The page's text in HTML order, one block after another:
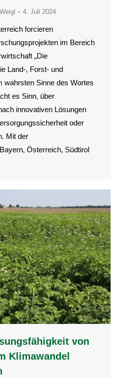
4. Juli 2024
forcieren
im Bereich
„Die
Land-, Forst- und
wahrsten Sinne des Wortes
es Sinn, über
innovativen Lösungen
oder
Mit der
Österreich, Südtirol
von
Klimawandel